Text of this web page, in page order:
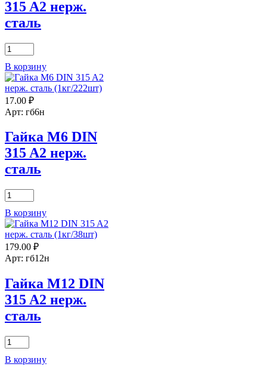
315 A2 нерж.
сталь
Количество
товара
Гайка
М10
DIN
315
A2
сталь
В корзину
17.00 ₽
Арт: гб6н
Гайка М6 DIN
315 A2 нерж.
сталь
Количество
товара
Гайка
М6
DIN
315
A2
сталь
В корзину
179.00 ₽
Арт: гб12н
Гайка М12 DIN
315 A2 нерж.
сталь
Количество
товара
Гайка
В корзину